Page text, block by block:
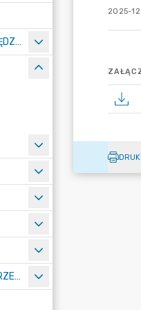
JAK ZAŁATWIĆ SPRAWĘ W URZĘDZIE
ZAGOSPODAROWANIE PRZESTRZENNE
2025-